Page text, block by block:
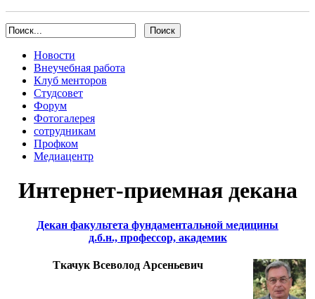
Новости
Внеучебная работа
Клуб менторов
Студсовет
Форум
Фотогалерея
сотрудникам
Профком
Медиацентр
Интернет-приемная декана
Декан факультета фундаментальной медицины
д.б.н., профессор, академик
Ткачук Всеволод Арсеньевич